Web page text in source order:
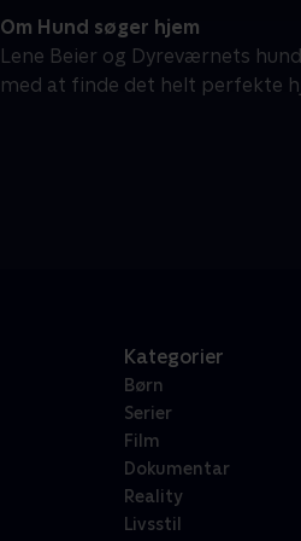
Om Hund søger hjem
Lene Beier og Dyreværnets
med at finde det helt perfekte
Kategorier
Børn
Serier
Film
Dokumentar
Reality
Livsstil